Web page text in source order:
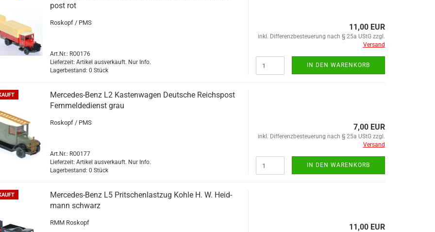
post rot
Ro­skopf / PMS
Art.Nr.: RO0176
Lieferzeit: Artikel ausverkauft. Nur Info.
Lagerbestand: 0 Stück
11,00 EUR
inkl. Differenzbesteuerung nach § 25a UStG zzgl.
Versand
IN DEN WARENKORB
Mercedes-​​Benz L2 Kas­ten­wa­gen Deut­sche Reichs­post
Fern­mel­de­dienst grau
Ro­skopf / PMS
Art.Nr.: RO0177
Lieferzeit: Artikel ausverkauft. Nur Info.
Lagerbestand: 0 Stück
7,00 EUR
inkl. Differenzbesteuerung nach § 25a UStG zzgl.
Versand
IN DEN WARENKORB
Mercedes-​​Benz L5 Prit­schen­last­zug Kohle H. W. Heid­
mann schwarz
RMM Ro­skopf 11,00 EUR